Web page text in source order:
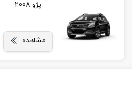
پژو 2008
مشاهده